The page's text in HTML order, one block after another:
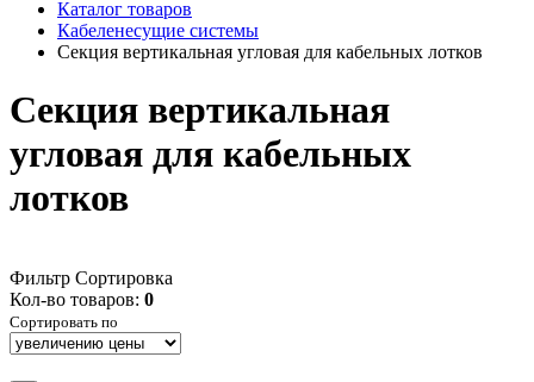
Каталог товаров
Кабеленесущие системы
Секция вертикальная угловая для кабельных лотков
Секция вертикальная
угловая для кабельных
лотков
Фильтр Сортировка
Кол-во товаров: 0
Сортировать по